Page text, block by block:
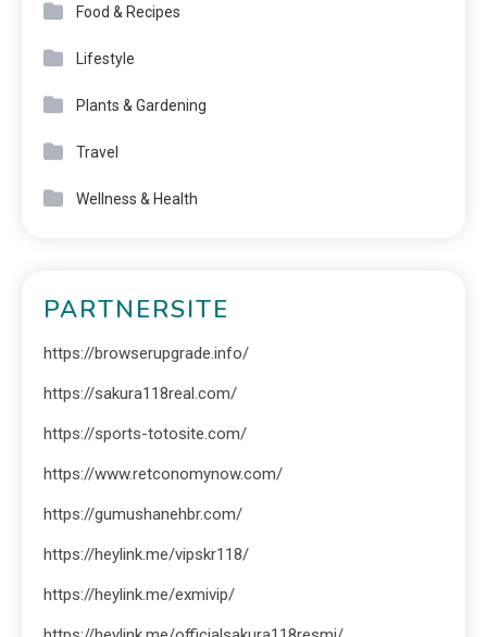
Food & Recipes
Lifestyle
Plants & Gardening
Travel
Wellness & Health
PARTNERSITE
https://browserupgrade.info/
https://sakura118real.com/
https://sports-totosite.com/
https://www.retconomynow.com/
https://gumushanehbr.com/
https://heylink.me/vipskr118/
https://heylink.me/exmivip/